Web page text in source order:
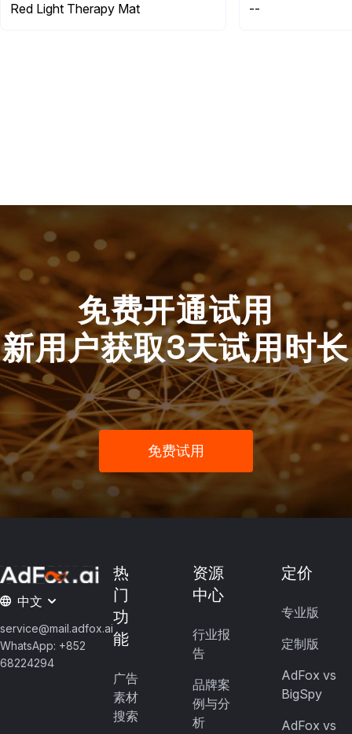
Red Light Therapy Mat --
免费开通试用
新用户获取3天试用时长
免费试用
中文
service@mail.adfox.ai
WhatsApp: +852
68224294
热
门
功
能
广告
素材
搜索
资源
中心
行业报
告
品牌案
例与分
析
定价
专业版
定制版
AdFox vs
BigSpy
AdFox vs